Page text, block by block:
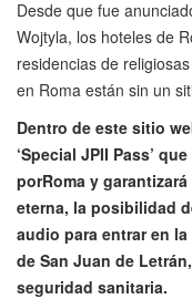
Desde que fue
Wojtyla, los hoteles de
residencias de
en Roma están sin un
Dentro de este sitio
‘Special JPII Pass’
porRoma y
eterna, la posibilidad
audio para entrar en
de San Juan de
seguridad sanitaria.